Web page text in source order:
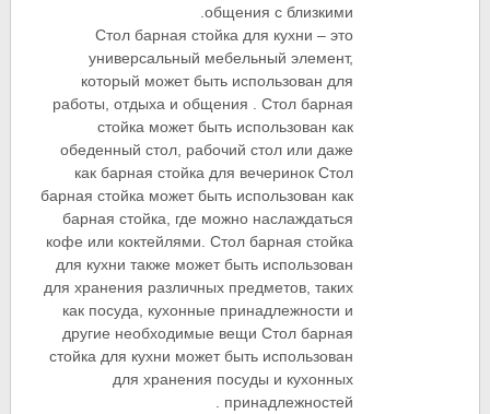
общения с близкими.
Стол барная стойка для кухни – это
универсальный мебельный элемент,
который может быть использован для
работы, отдыха и общения . Стол барная
стойка может быть использован как
обеденный стол, рабочий стол или даже
как барная стойка для вечеринок Стол
барная стойка может быть использован как
барная стойка, где можно наслаждаться
кофе или коктейлями. Стол барная стойка
для кухни также может быть использован
для хранения различных предметов, таких
как посуда, кухонные принадлежности и
другие необходимые вещи Стол барная
стойка для кухни может быть использован
для хранения посуды и кухонных
принадлежностей .